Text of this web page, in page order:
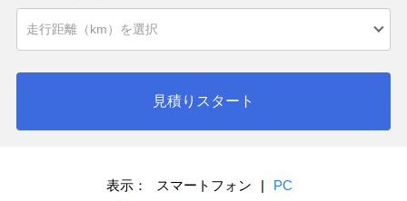
見積りスタート
表示： スマートフォン | PC